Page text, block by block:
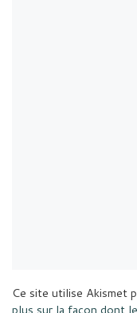
Ce site utilise Akismet